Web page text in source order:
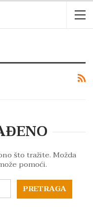
što tražite. Možda
pomoći.